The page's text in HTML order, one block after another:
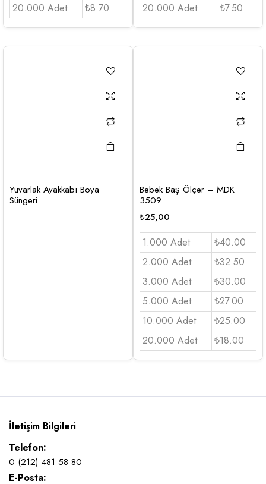
20.000 Adet
₺8.70
20.000 Adet
₺7.50
Yuvarlak Ayakkabı Boya
Süngeri
Bebek Baş Ölçer – MDK
3509
₺25,00
1.000 Adet
₺40.00
2.000 Adet
₺32.50
3.000 Adet
₺30.00
5.000 Adet
₺27.00
10.000 Adet
₺25.00
20.000 Adet
₺18.00
İletişim Bilgileri
Telefon:
0 (212) 481 58 80
E-Posta: